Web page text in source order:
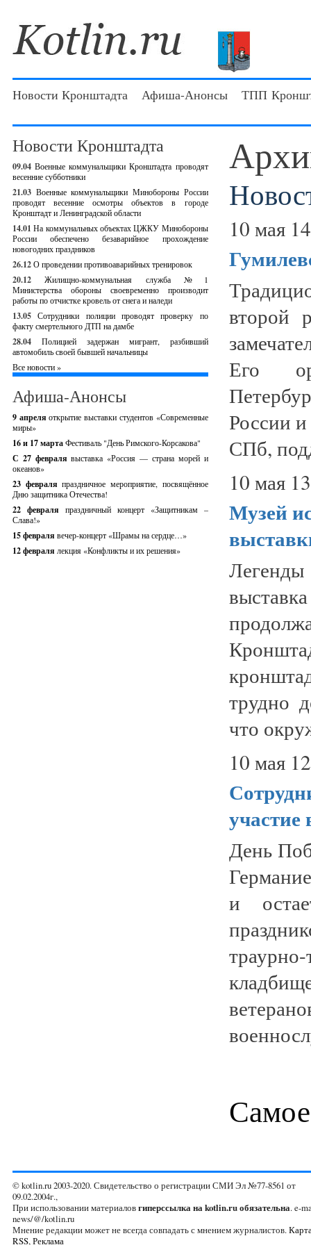
Новости Кронштадта Афиша-Анонсы ТПП
Новости Кронштадта
09.04 Военные коммунальщики Кронштадта проводят
весенние субботники
21.03 Военные коммунальщики Минобороны России
проводят весенние осмотры объектов в городе
Кронштадт и Ленинградской области
14.01 На коммунальных объектах ЦЖКУ Минобороны
России обеспечено безаварийное прохождение
новогодних праздников
26.12О проведении противоаварийных тренировок
20.12
Жилищно-коммунальная служба №1
Министерства обороны своевременно производит
работы по отчистке кровель от снега и наледи
13.05 Сотрудники полиции проводят проверку по
факту смертельного ДТП на дамбе
28.04
Полицией задержан мигрант, разбивший
автомобиль своей бывшей начальницы
Все новости »
Афиша-Анонсы
9 апреляоткрытие выставки студентов «Современные
миры»
16 и 17 мартаФестиваль "День Римского-Корсакова"
С 27 февралявыставка «Россия — страна морей и
океанов»
23 февраляпраздничное мероприятие, посвящённое
Дню защитника Отечества!
22 февраля праздничный концерт «Защитникам –
Слава!»
15 февраля вечер-концерт «Шрамы на сердце…»
12 февраля лекция «Конфликты и их решения»
10 мая
второй
Его
России
СПб,
10 мая
Музей
трудно
что
10 мая
День
и
© kotlin.ru 2003-2020. Свидетельство о регистрации СМИ Эл №77-8561 от
09.02.2004г.,
При использовании материаловгиперссылка на kotlin.ru обязательна. e-
news/@/kotlin.ru
Мнение редакции может не всегда совпадать с мнением журналистов.
RSS,Реклама